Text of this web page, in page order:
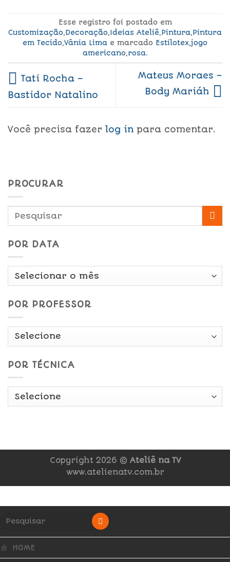
Esse registro foi postado em
Customização,Decoração,Ideias Ateliê,Pintura,Pintura
em Tecido,Vânia Lima e marcado Estilotex,jogo
americano,rosa.
Tati Rocha –
Bastidor Natalino
Mateus Moraes –
Body Mariáh
Você precisa fazer log in para comentar.
PROCURAR
POR DATA
Por
POR PROFESSOR
POR TÉCNICA
Copyright 2026 © Ateliê na TV
www.atelienatv.com.br
HOME